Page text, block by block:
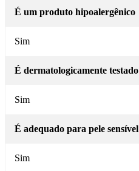
É um produto hipoalergênico
Sim
É dermatologicamente testado
Sim
É adequado para pele sensível
Sim